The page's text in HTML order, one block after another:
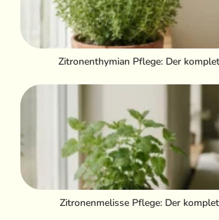
Zitronenthymian Pflege: Der
Zitronenmelisse Pflege: Der